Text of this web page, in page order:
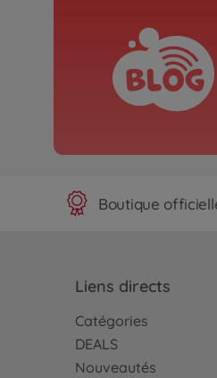
Boutique
Liens directs
Catégories
DEALS
Nouveautés